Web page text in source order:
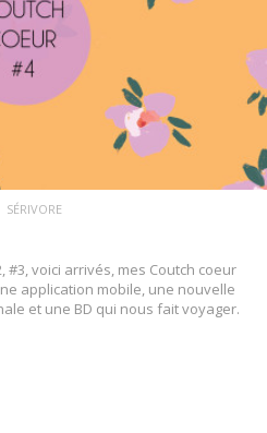
LA SUITE
SÉRIVORE
#3, voici arrivés, mes Coutch coeur
application mobile, une nouvelle
et une BD qui nous fait voyager.